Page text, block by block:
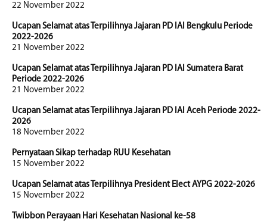
22 November 2022
Ucapan Selamat atas Terpilihnya Jajaran PD IAI Bengkulu Periode
2022-2026
21 November 2022
Ucapan Selamat atas Terpilihnya Jajaran PD IAI Sumatera Barat
Periode 2022-2026
21 November 2022
Ucapan Selamat atas Terpilihnya Jajaran PD IAI Aceh Periode 2022-
2026
18 November 2022
Pernyataan Sikap terhadap RUU Kesehatan
15 November 2022
Ucapan Selamat atas Terpilihnya President Elect AYPG 2022-2026
15 November 2022
Twibbon Perayaan Hari Kesehatan Nasional ke-58